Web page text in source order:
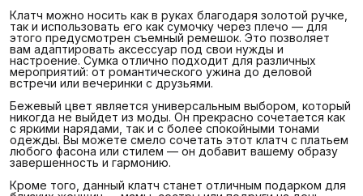
Клатч можно носить как в руках благодаря золотой ручке,
так и использовать его как сумочку через плечо — для
этого предусмотрен съемный ремешок. Это позволяет
вам адаптировать аксессуар под свои нужды и
настроение. Сумка отлично подходит для различных
мероприятий: от романтического ужина до деловой
встречи или вечеринки с друзьями.
Бежевый цвет является универсальным выбором, который
никогда не выйдет из моды. Он прекрасно сочетается как
с яркими нарядами, так и с более спокойными тонами
одежды. Вы можете смело сочетать этот клатч с платьем
любого фасона или стилем — он добавит вашему образу
завершенность и гармонию.
Кроме того, данный клатч станет отличным подарком для